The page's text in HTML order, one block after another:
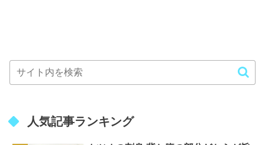
人気記事ランキング